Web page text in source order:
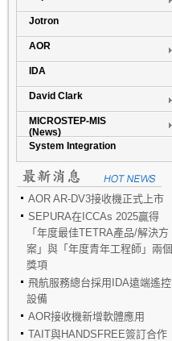
Jotron
AOR
IDA
David Clark
MICROSTEP-MIS
(News)
System Integration
AOR AR-DV3接收機正式上市
SEPURA在ICCAs 2025贏得
「年度最佳TETRA產品/解決方
案」與「年度青年工程師」兩個
獎項
飛航服務總台採用IDA遠端遙控
設備
AOR接收機新增軟體應用
TAIT與HANDSFREE簽訂合作